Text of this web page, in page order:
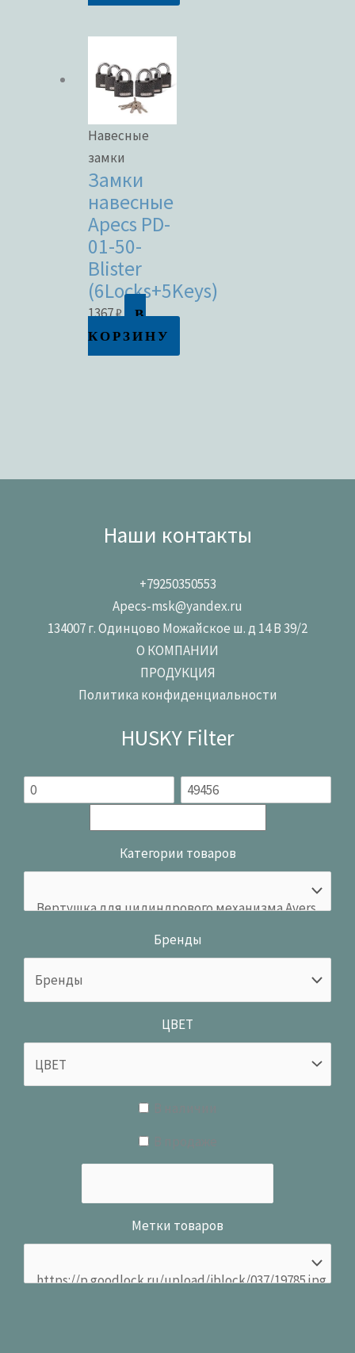
Навесные
замки
Замки
навесные
Apecs PD-
01-50-
Blister
(6Locks+5Keys)
1367₽
В
КОРЗИНУ
Наши контакты
+79250350553
Apecs-msk@yandex.ru
134007 г. Одинцово Можайское ш. д 14 В 39/2
О КОМПАНИИ
ПРОДУКЦИЯ
Политика конфиденциальности
HUSKY Filter
Категории товаров
Бренды
ЦВЕТ
Метки товаров